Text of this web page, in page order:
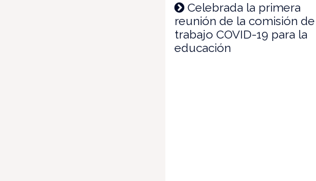
Celebrada la primera
reunión de la comisión de
trabajo COVID-19 para la
educación